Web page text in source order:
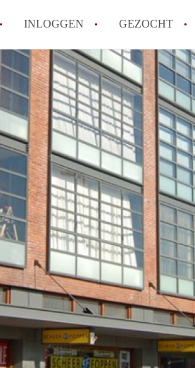
INLOGGEN GEZOCHT
How to translate
Wat is
Hoeveel kost het om te
Wat is de
Berekent
makelaarsvergoeding/
Alle veelgestelde vragen